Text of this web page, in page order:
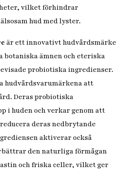
vilket förhindrar
hud med lyster.
är ett innovativt hudvårdsmärke
ämnen och eteriska
probiotiska ingredienser.
hudvårdsvarumärkena att
Deras probiotiska
i huden och verkar genom att
deras nedbrytande
aktiverar också
den naturliga förmågan
och friska celler, vilket ger